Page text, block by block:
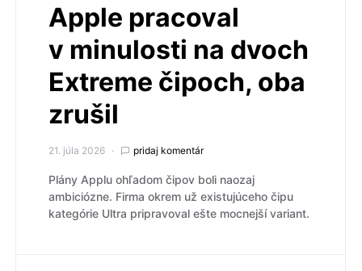
Apple pracoval
v minulosti na dvoch
Extreme čipoch, oba
zrušil
21. júla 2026 pridaj komentár
Plány Applu ohľadom čipov boli naozaj
ambiciózne. Firma okrem už existujúceho čipu
kategórie Ultra pripravoval ešte mocnejší variant.